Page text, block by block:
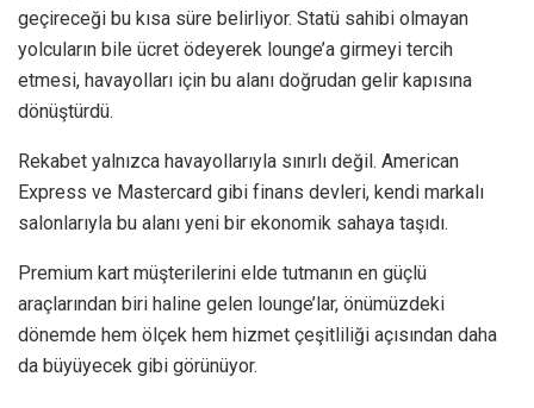
geçireceği bu kısa süre belirliyor. Statü sahibi olmayan
yolcuların bile ücret ödeyerek lounge’a girmeyi tercih
etmesi, havayolları için bu alanı doğrudan gelir kapısına
dönüştürdü.
Rekabet yalnızca havayollarıyla sınırlı değil. American
Express ve Mastercard gibi finans devleri, kendi markalı
salonlarıyla bu alanı yeni bir ekonomik sahaya taşıdı.
Premium kart müşterilerini elde tutmanın en güçlü
araçlarından biri haline gelen lounge’lar, önümüzdeki
dönemde hem ölçek hem hizmet çeşitliliği açısından daha
da büyüyecek gibi görünüyor.